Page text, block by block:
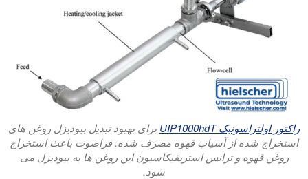
راکتور اولتراسونیک UIP1000hdT
برای بهبود تبدیل بیودیزل روغن های
استخراج شده از آسیاب قهوه مصرف شده. فراصوت باعث استخراج
روغن قهوه و ترانس استریفیکاسیون این روغن ها به بیودیزل می
شود.